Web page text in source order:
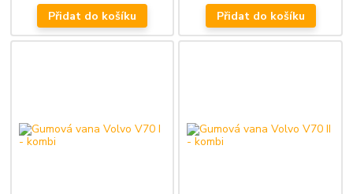
Přidat do košíku Přidat do košíku